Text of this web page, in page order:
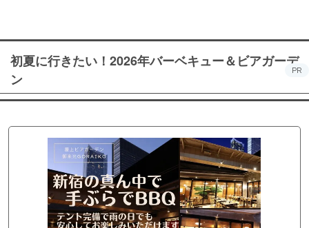
初夏に行きたい！2026年バーベキュー＆ビアガーデ
ン
PR